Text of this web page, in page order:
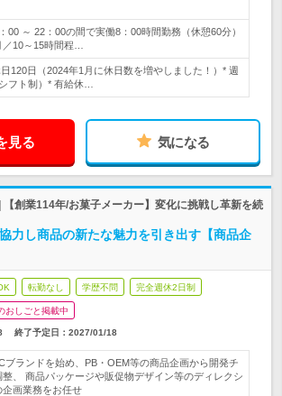
00 ～ 22：00の間で実働8：00時間勤務（休憩60分）
10～15時間程…
120日（2024年1月に休日数を増やしました！）* 週
フト制）* 有給休…
見る 気になる
【創業114年/お菓子メーカー】変化に挑戦し革新を続
力し商品の新たな魅力を引き出す【商品企
転勤なし 学歴不問 完全週休2日制
おしごと掲載中
終了予定日： 2027/01/18
ブランドを始め、PB・OEM等の商品企画から開発チ
整、 商品パッケージや販促物デザイン等のディレクシ
企画業務をお任せ